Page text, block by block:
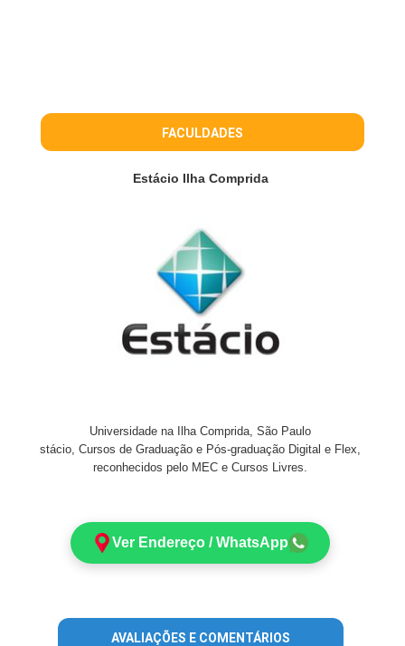
FACULDADES
Estácio Ilha Comprida
Universidade na Ilha Comprida, São Paulo
stácio, Cursos de Graduação e Pós-graduação Digital e Flex,
reconhecidos pelo MEC e Cursos Livres.
Ver Endereço / WhatsApp
AVALIAÇÕES E COMENTÁRIOS